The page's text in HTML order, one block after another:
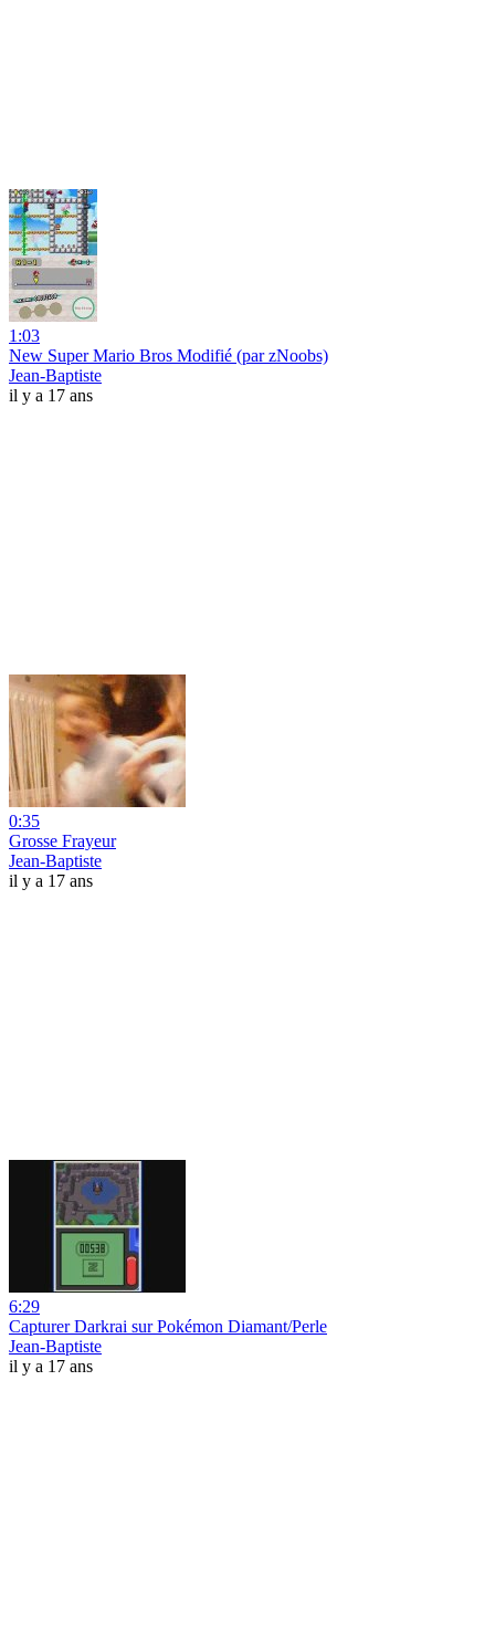
1:03
New Super Mario Bros Modifié (par zNoobs)
Jean-Baptiste
il y a 17 ans
0:35
Grosse Frayeur
Jean-Baptiste
il y a 17 ans
6:29
Capturer Darkrai sur Pokémon Diamant/Perle
Jean-Baptiste
il y a 17 ans